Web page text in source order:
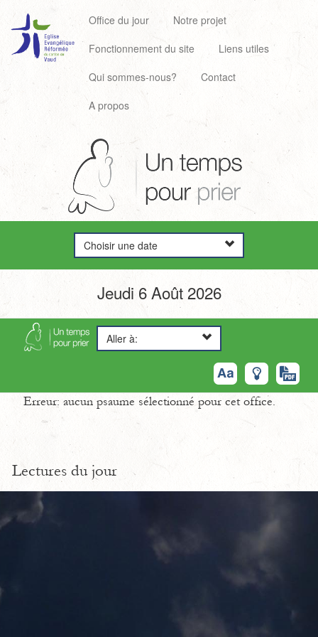
Office du jour
Notre projet
Fonctionnement du site
Liens utiles
Qui sommes-nous?
Contact
A propos
Choisir une date
Jeudi 6 Août 2026
Aller à:
Erreur: aucun psaume sélectionné pour cet office.
Lectures du jour